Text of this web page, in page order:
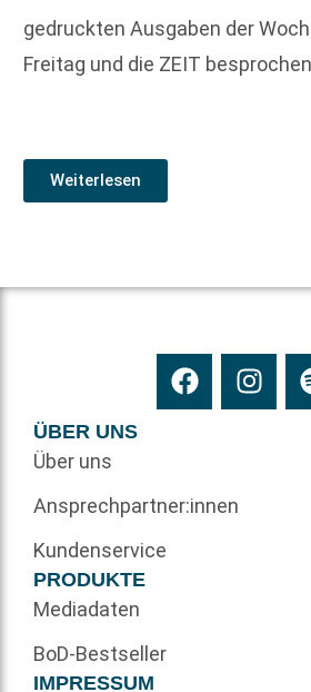
gedruckten Ausgaben der
Freitag und die ZEIT
Weiterlesen
ÜBER UNS
Über uns
Ansprechpartner:innen
Kundenservice
PRODUKTE
Mediadaten
BoD-Bestseller
IMPRESSUM